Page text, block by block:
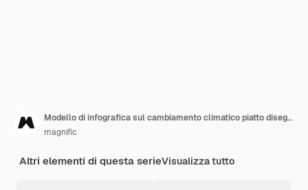
Modello di infografica sul cambiamento climatico piatto disegnato a mano
magnific
Altri elementi di questa serieVisualizza tutto